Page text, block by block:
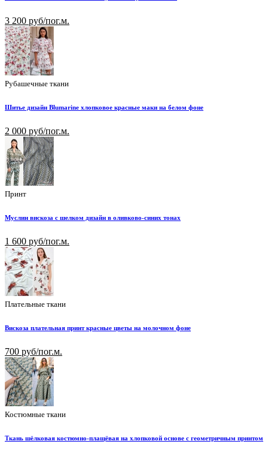
3 200 руб/пог.м.
Рубашечные ткани
Шитье дизайн Blumarine хлопковое красные маки на белом фоне
2 000 руб/пог.м.
Принт
Муслин вискоза с шелком дизайн в оливково-синих тонах
1 600 руб/пог.м.
Плательные ткани
Вискоза плательная принт красные цветы на молочном фоне
700 руб/пог.м.
Костюмные ткани
Ткань шёлковая костюмно-плащёвая на хлопковой основе с геометричным принтом